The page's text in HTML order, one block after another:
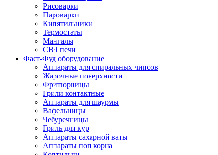
Рисоварки
Пароварки
Кипятильники
Термостаты
Мангалы
СВЧ печи
Фаст-Фуд оборудование
Аппараты для спиральных чипсов
Жарочные поверхности
Фритюрницы
Грили контактные
Аппараты для шаурмы
Вафельницы
Чебуречницы
Гриль для кур
Аппараты сахарной ваты
Аппараты поп корна